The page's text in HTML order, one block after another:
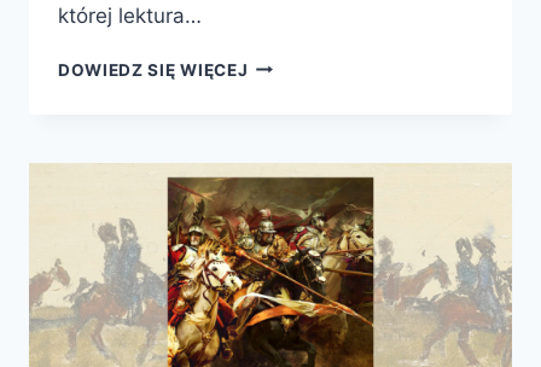
której lektura…
DOWIEDZ SIĘ WIĘCEJ WŁADZA,
CHCIWOŚĆ,
IDEOLOGIA
I
SZALEŃSTWO
WYPACZYŁY
BADANIA
NAUKOWE